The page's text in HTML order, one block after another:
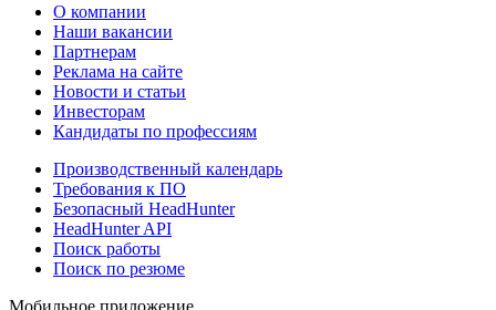
О компании
Наши вакансии
Партнерам
Реклама на сайте
Новости и статьи
Инвесторам
Кандидаты по профессиям
Производственный календарь
Требования к ПО
Безопасный HeadHunter
HeadHunter API
Поиск работы
Поиск по резюме
Мобильное приложение